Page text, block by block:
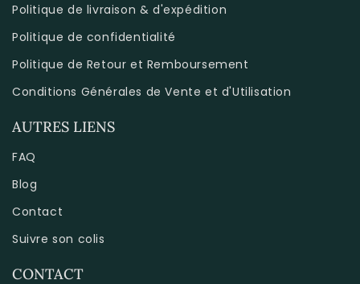
Politique de livraison & d'expédition
Politique de confidentialité
Politique de Retour et Remboursement
Conditions Générales de Vente et d'Utilisation
AUTRES LIENS
FAQ
Blog
Contact
Suivre son colis
CONTACT